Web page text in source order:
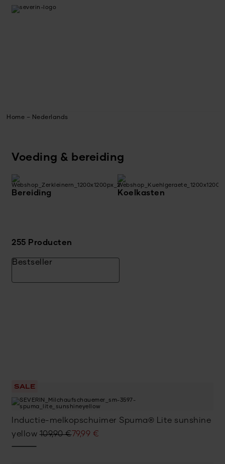
Home – Nederlands
Voeding & bereiding
Bereiding Koelkasten
255 Producten
Bestseller
SALE
Inductie-melkopschuimer Spuma® Lite sunshine
yellow 109,90€
Oorspronkelijke
79,99 €
Huidige